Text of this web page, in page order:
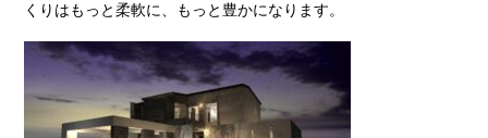
くりはもっと柔軟に、もっと豊かになります。